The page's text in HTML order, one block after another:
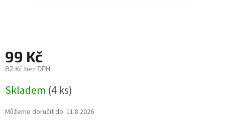
99 Kč
82 Kč bez DPH
cena:
Skladem (4 ks)
Můžeme doručit do: 11.8.2026